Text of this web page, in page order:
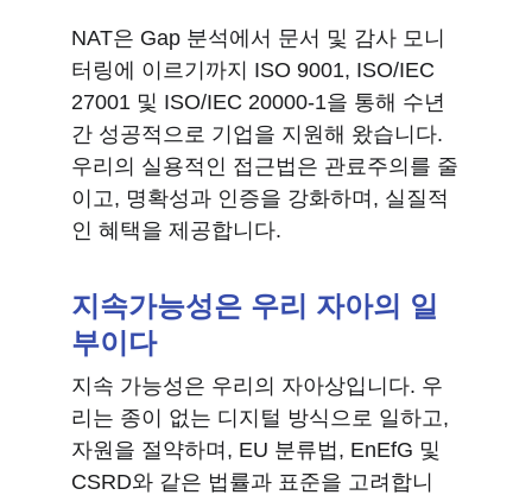
NAT은 Gap 분석에서 문서 및 감사 모니
터링에 이르기까지 ISO 9001, ISO/IEC
27001 및 ISO/IEC 20000-1을 통해 수년
간 성공적으로 기업을 지원해 왔습니다.
우리의 실용적인 접근법은 관료주의를 줄
이고, 명확성과 인증을 강화하며, 실질적
인 혜택을 제공합니다.
지속가능성은 우리 자아의 일
부이다
지속 가능성은 우리의 자아상입니다. 우
리는 종이 없는 디지털 방식으로 일하고,
자원을 절약하며, EU 분류법, EnEfG 및
CSRD와 같은 법률과 표준을 고려합니